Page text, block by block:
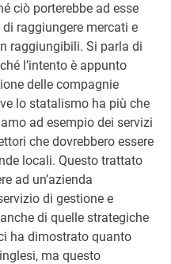
ciò porterebbe ad esse
raggiungere mercati e
raggiungibili. Si parla di
l’intento è appunto
delle compagnie
lo statalismo ha più che
ad esempio dei servizi
che dovrebbero essere
locali. Questo trattato
ad un’azienda
di gestione e
di quelle strategiche
ha dimostrato quanto
ma questo